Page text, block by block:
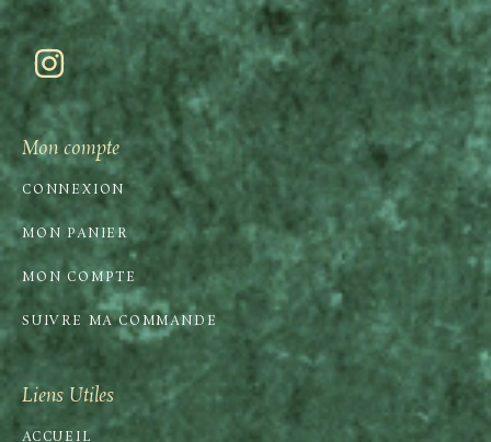
Mon compte
CONNEXION
MON PANIER
MON COMPTE
SUIVRE MA COMMANDE
Liens Utiles
ACCUEIL